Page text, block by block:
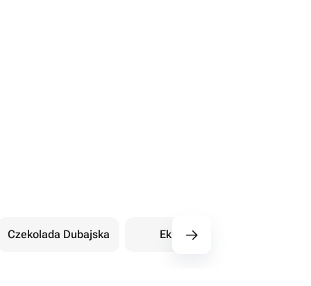
Czekolada Dubajska Eklery